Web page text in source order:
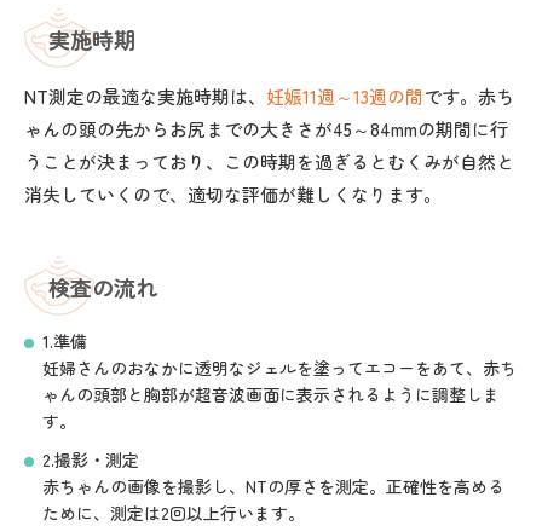
実施時期
NT測定の最適な実施時期は、 妊娠11週～13週の間です。赤ち
ゃんの頭の先からお尻までの大きさが45～84mmの期間に行
うことが決まっており、この時期を過ぎるとむくみが自然と
消失していくので、適切な評価が難しくなります。
検査の流れ
1.準備
妊婦さんのおなかに透明なジェルを塗ってエコーをあて、赤ち
ゃんの頭部と胸部が超音波画面に表示されるように調整しま
す。
2.撮影・測定
赤ちゃんの画像を撮影し、NTの厚さを測定。正確性を高める
ために、測定は2回以上行います。